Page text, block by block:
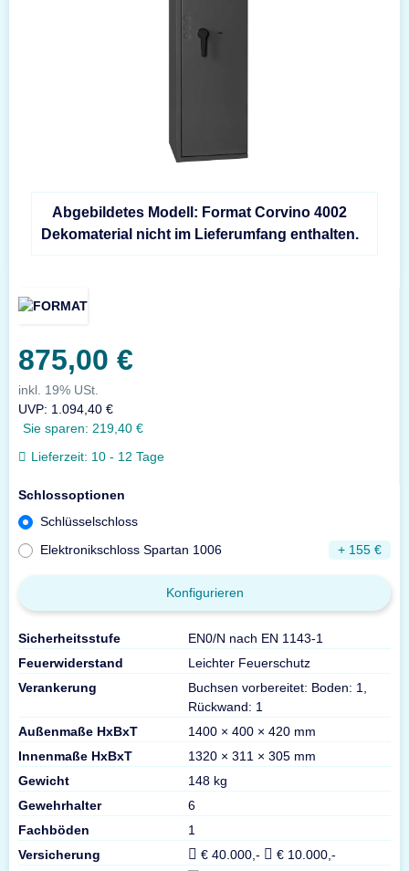
Abgebildetes Modell: Format Corvino 4002
Dekomaterial nicht im Lieferumfang enthalten.
875,00 €
inkl. 19% USt.
UVP: 1.094,40 €
Sie sparen: 219,40 €
Lieferzeit: 10 - 12 Tage
Schlossoptionen
Schlüsselschloss
Elektronikschloss Spartan 1006
+ 155 €
Konfigurieren
Sicherheitsstufe
EN0/N nach EN 1143-1
Feuerwiderstand
Leichter Feuerschutz
Verankerung
Buchsen vorbereitet: Boden: 1,
Rückwand: 1
Außenmaße HxBxT
1400 × 400 × 420 mm
Innenmaße HxBxT
1320 × 311 × 305 mm
Gewicht
148 kg
Gewehrhalter
6
Fachböden
1
Versicherung
€ 40.000,-
€ 10.000,-